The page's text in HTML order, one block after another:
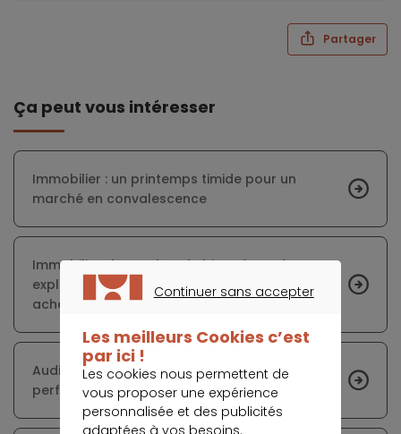
Partager
Ça peut vous intéresser
Immobilier : un printemps timide pour un
marché en convalescence
Immobilier : le nombre de biens à vendre
explose sur le marché, quel impact pour les
acheteurs ?
Audit énergétique : un bilan pour une maison
performante
Continuer sans accepter
Les meilleurs Cookies c’est
par ici !
Les cookies nous permettent de
vous proposer une expérience
personnalisée et des publicités
adaptées à vos besoins.